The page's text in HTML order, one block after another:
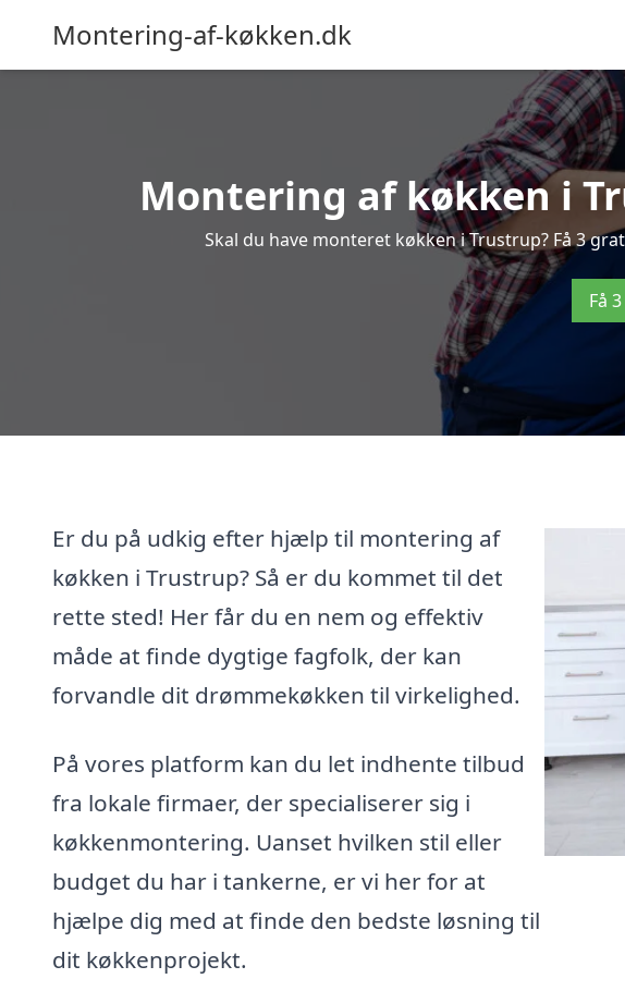
Montering-af-køkken.dk
Montering af køkken i
Skal du have monteret køkken i Trustrup? Få 3
Få
Er du på udkig efter hjælp til montering af
køkken i Trustrup? Så er du kommet til det
rette sted! Her får du en nem og effektiv
måde at finde dygtige fagfolk, der kan
forvandle dit drømmekøkken til virkelighed.
På vores platform kan du let indhente tilbud
fra lokale firmaer, der specialiserer sig i
køkkenmontering. Uanset hvilken stil eller
budget du har i tankerne, er vi her for at
hjælpe dig med at finde den bedste løsning til
dit køkkenprojekt.